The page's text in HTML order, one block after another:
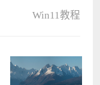
Win11教程